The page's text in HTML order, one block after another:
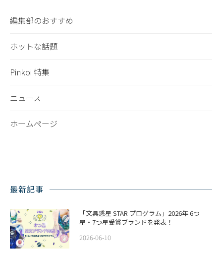
編集部のおすすめ
ホットな話題
Pinkoi 特集
ニュース
ホームページ
最新記事
「文具惑星 STAR プログラム」2026年 6つ
星・7つ星受賞ブランドを発表！
2026-06-10